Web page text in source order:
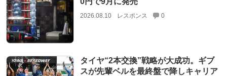
2026.08.10 レスポンス 0
タイヤ“2本交換”戦略が大成功。ギブ
スが先輩ベルを最終盤で降しキャリア